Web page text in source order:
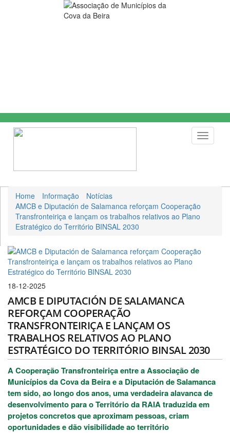
Toggle
Home Informação
Notícias
AMCB e Diputación de Salamanca reforçam Cooperação
Transfronteiriça e lançam os trabalhos relativos ao Plano
Estratégico do Território BINSAL 2030
18-12-2025
AMCB E DIPUTACIÓN DE SALAMANCA
REFORÇAM COOPERAÇÃO
TRANSFRONTEIRIÇA E LANÇAM OS
TRABALHOS RELATIVOS AO PLANO
ESTRATÉGICO DO TERRITÓRIO BINSAL 2030
ACooperação Transfronteiriçaentre aAssociação de
Municípios da Cova da Beira e a Diputación de Salamanca
tem sido, ao longo dos anos, uma verdadeira alavanca de
desenvolvimento para oTerritório da RAIAtraduzida em
projetos concretos que aproximam pessoas, criam
oportunidades e dão visibilidade ao território